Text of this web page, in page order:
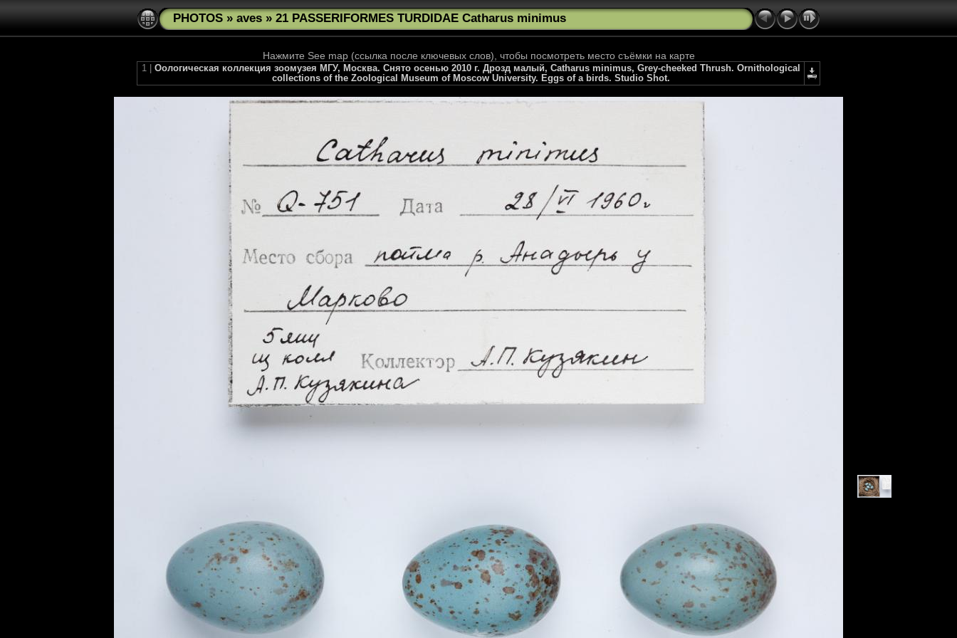
PHOTOS » aves » 21 PASSERIFORMES TURDIDAE Catharus minimus
Нажмите See map (ссылка после ключевых слов), чтобы посмотреть место съёмки на карте
1 | Оологическая коллекция зоомузея МГУ, Москва. Снято осенью 2010 г. Дрозд малый, Catharus minimus, Grey-cheeked Thrush. Ornithological
collections of the Zoological Museum of Moscow University. Eggs of a birds. Studio Shot.